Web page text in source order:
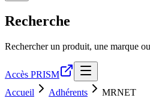
Recherche
Rechercher un produit, une marque
Accès PRISM
Accueil
Adhérents MRNET